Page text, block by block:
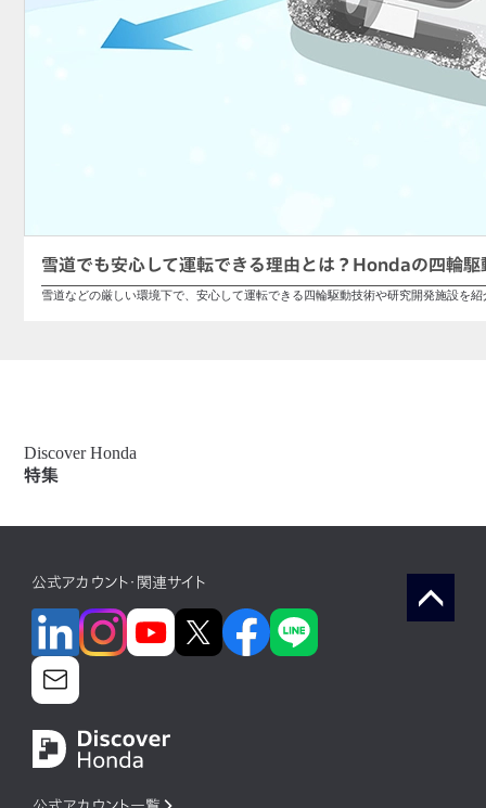
雪道でも安心して運転できる理由とは？Hondaの四輪
雪道などの厳しい環境下で、安心して運転できる四輪駆動技術や研究開発施設を
Discover Honda
特集
公式アカウント・関連サイト